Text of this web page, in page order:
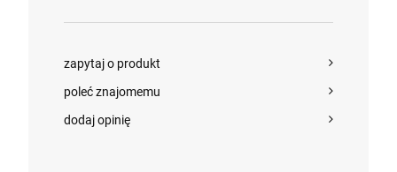
DO KOSZYKA
zapytaj o produkt
poleć znajomemu
dodaj opinię